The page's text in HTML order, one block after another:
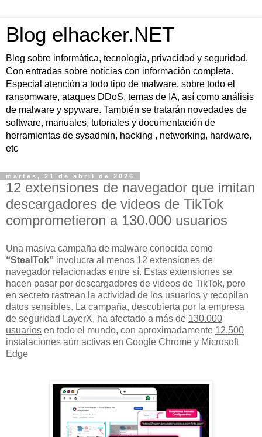
Blog elhacker.NET
Blog sobre informática, tecnología, privacidad y seguridad.
Con entradas sobre noticias con información completa.
Especial atención a todo tipo de malware, sobre todo el
ransomware, ataques DDoS, temas de IA, así como análisis
de malware y spyware. También se tratarán novedades de
software, manuales, tutoriales y documentación de
herramientas de sysadmin, hacking , networking, hardware,
etc
martes, 21 de abril de 2026
12 extensiones de navegador que imitan
descargadores de videos de TikTok
comprometieron a 130.000 usuarios
Una masiva campaña de malware conocida como
“StealTok” involucra al menos 12 extensiones de
navegador relacionadas entre sí. Estas extensiones se
hacen pasar por descargadores de videos de TikTok, pero
en secreto rastrean la actividad de los usuarios y recopilan
datos sensibles. La campaña, descubierta por la empresa
de seguridad LayerX, ha afectado a más de 130.000
usuarios en todo el mundo, con aproximadamente 12.500
instalaciones aún activas en Google Chrome y Microsoft
Edge